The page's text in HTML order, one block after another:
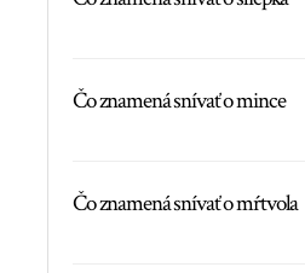
Čo znamená snívať o mince
Čo znamená snívať o mŕtvola